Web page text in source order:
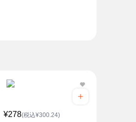
¥278(税込¥300.24)